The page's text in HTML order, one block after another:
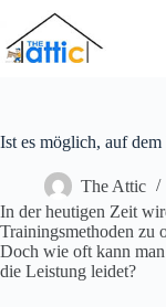
Ist es möglich, auf
The Attic
In der heutigen Zeit
Trainingsmethoden zu
Doch wie oft kann
die Leistung leidet?